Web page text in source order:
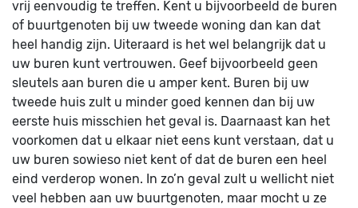
vrij eenvoudig te treffen. Kent u bijvoorbeeld de buren
of buurtgenoten bij uw tweede woning dan kan dat
heel handig zijn. Uiteraard is het wel belangrijk dat u
uw buren kunt vertrouwen. Geef bijvoorbeeld geen
sleutels aan buren die u amper kent. Buren bij uw
tweede huis zult u minder goed kennen dan bij uw
eerste huis misschien het geval is. Daarnaast kan het
voorkomen dat u elkaar niet eens kunt verstaan, dat u
uw buren sowieso niet kent of dat de buren een heel
eind verderop wonen. In zo’n geval zult u wellicht niet
veel hebben aan uw buurtgenoten, maar mocht u ze